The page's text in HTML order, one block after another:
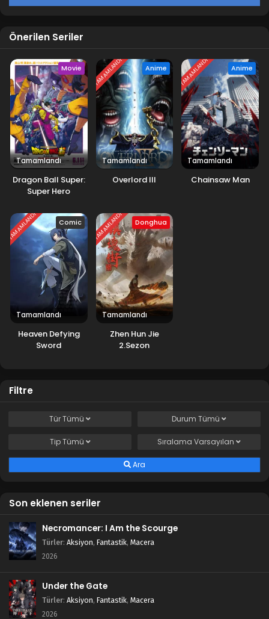
1.Bölüm
Önerilen Seriler
Movie
Tamamlandı
Dragon Ball Super:
Super Hero
TAMAMLANDI Anime
Tamamlandı
Overlord III
TAMAMLANDI Anime
Tamamlandı
Chainsaw Man
TAMAMLANDI Comic
Tamamlandı
Heaven Defying
Sword
TAMAMLANDI Donghua
Tamamlandı
Zhen Hun Jie
2.Sezon
Filtre
TürTümü Durum Tümü
TipTümü Sıralama Varsayılan
Ara
Son eklenen seriler
Necromancer: I Am the Scourge
Türler: Aksiyon, Fantastik, Macera
2026
Under the Gate
Türler: Aksiyon, Fantastik, Macera
2026